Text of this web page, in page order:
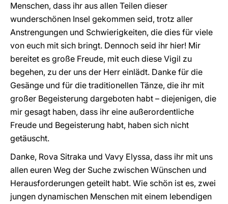
Menschen, dass ihr aus allen Teilen dieser
wunderschönen Insel gekommen seid, trotz aller
Anstrengungen und Schwierigkeiten, die dies für viele
von euch mit sich bringt. Dennoch seid ihr hier! Mir
bereitet es große Freude, mit euch diese Vigil zu
begehen, zu der uns der Herr einlädt. Danke für die
Gesänge und für die traditionellen Tänze, die ihr mit
großer Begeisterung dargeboten habt – diejenigen, die
mir gesagt haben, dass ihr eine außerordentliche
Freude und Begeisterung habt, haben sich nicht
getäuscht.
Danke, Rova Sitraka und Vavy Elyssa, dass ihr mit uns
allen euren Weg der Suche zwischen Wünschen und
Herausforderungen geteilt habt. Wie schön ist es, zwei
jungen dynamischen Menschen mit einem lebendigen